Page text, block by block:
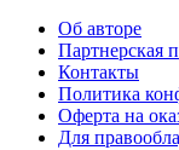
Об авторе
Партнерская
Контакты
Политика
Оферта на
Для